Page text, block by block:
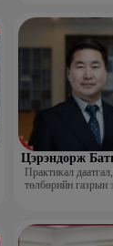
Цэрэндорж
Практикал
төлбөрийн газрын